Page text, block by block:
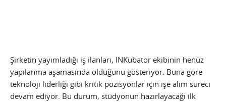
Şirketin yayımladığı iş ilanları, INKubator ekibinin henüz
yapılanma aşamasında olduğunu gösteriyor. Buna göre
teknoloji liderliği gibi kritik pozisyonlar için işe alım süreci
devam ediyor. Bu durum, stüdyonun hazırlayacağı ilk